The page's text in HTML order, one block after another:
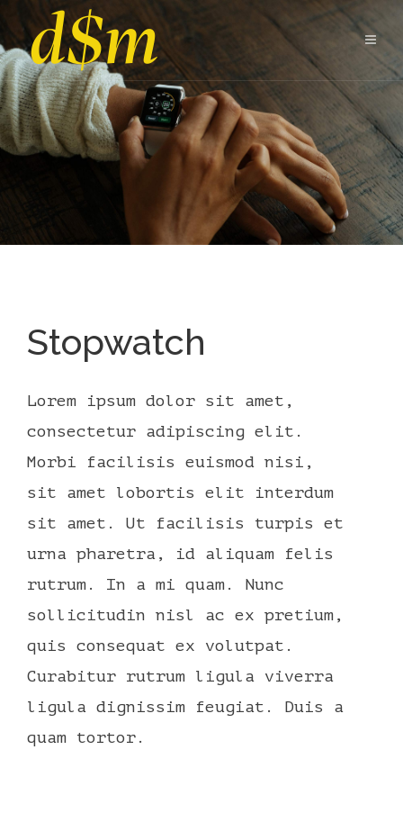
Stopwatch
Lorem ipsum dolor sit amet,
consectetur adipiscing elit.
Morbi facilisis euismod nisi,
sit amet lobortis elit interdum
sit amet. Ut facilisis turpis et
urna pharetra, id aliquam felis
rutrum. In a mi quam. Nunc
sollicitudin nisl ac ex pretium,
quis consequat ex volutpat.
Curabitur rutrum ligula viverra
ligula dignissim feugiat. Duis a
quam tortor.